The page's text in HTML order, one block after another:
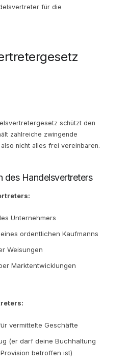
für die
schützt den
zahlreiche zwingende
nicht alles frei vereinbaren.
des Handelsvertreters
Unternehmers
ordentlichen Kaufmanns
Weisungen
Marktentwicklungen
vermittelte Geschäfte
(er darf deine Buchhaltung
betroffen ist)